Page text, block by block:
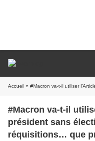
Accueil » #Macron va-t-il utiliser l’Article 16 pour rester
#Macron va-t-il
président sans
réquisitions… que